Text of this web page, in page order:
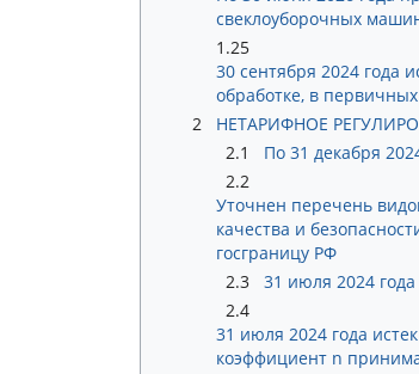
свеклоуборочных
1.25
30 сентября 2024 года
обработке, в
2
НЕТАРИФНОЕ
2.1
По 31 декабря
2.2
Уточнен перечень
качества и
госграницу РФ
2.3
31 июля 2024
2.4
31 июля 2024 года
коэффициент n